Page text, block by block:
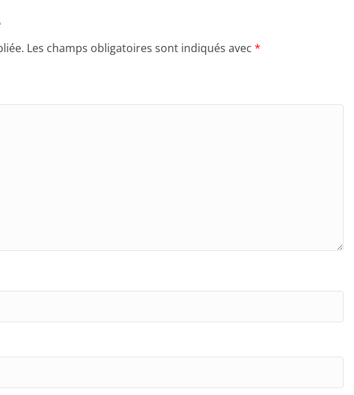
Les champs obligatoires sont indiqués avec *